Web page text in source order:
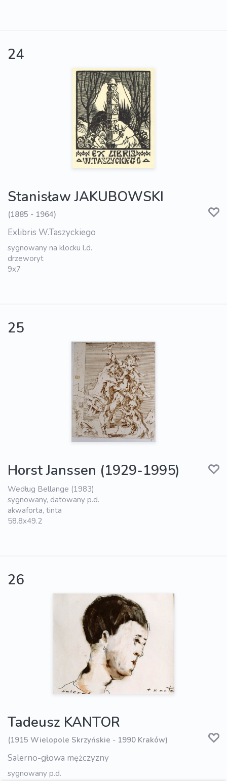
24
Stanisław JAKUBOWSKI
(1885 - 1964)
Exlibris W.Taszyckiego
sygnowany na klocku l.d.
drzeworyt
9x7
25
Horst Janssen (1929-1995)
Według Bellange (1983)
sygnowany, datowany p.d.
akwaforta, tinta
58.8x49.2
26
Tadeusz KANTOR
(1915 Wielopole Skrzyńskie - 1990 Kraków)
Salerno-głowa mężczyzny
sygnowany p.d.